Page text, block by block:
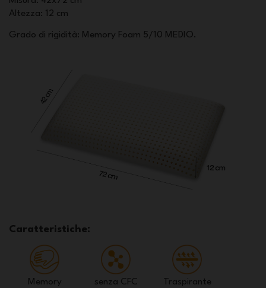
Altezza: 12 cm
Grado di rigidità: Memory Foam 5/10 MEDIO.
Caratteristiche:
Memory senza CFC Traspirante